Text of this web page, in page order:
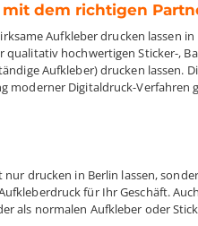
dem richtigen
Aufkleber drucken lassen
hochwertigen Sticker-,
Aufkleber) drucken lassen.
moderner Digitaldruck-
drucken in Berlin lassen,
für Ihr Geschäft.
als normalen Aufkleber oder